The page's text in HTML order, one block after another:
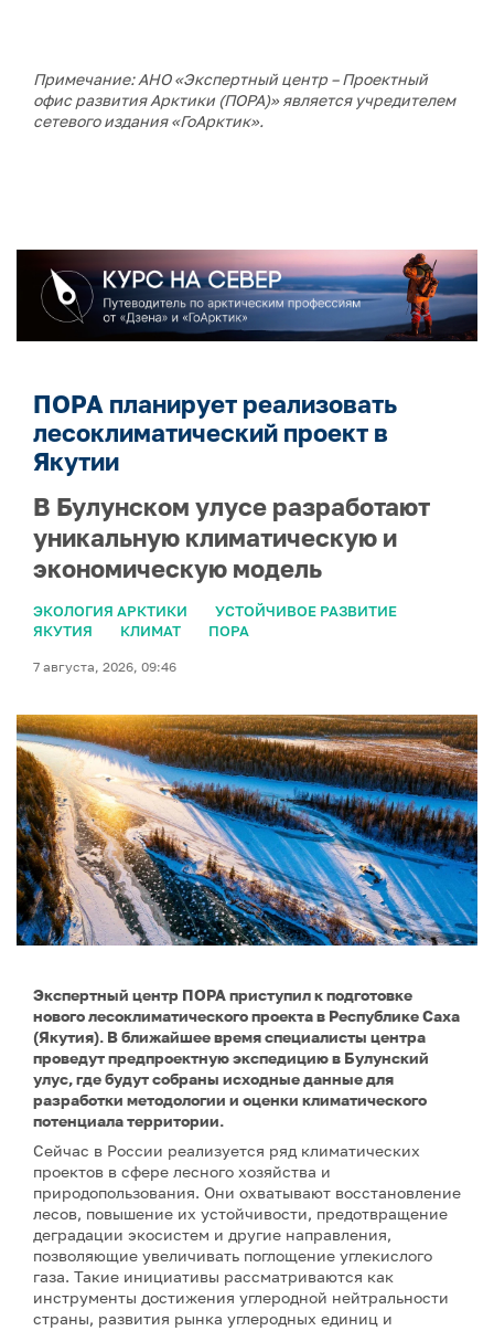
Примечание: АНО «Экспертный центр – Проектный
офис развития Арктики (ПОРА)» является учредителем
сетевого издания «ГоАрктик».
ПОРА планирует реализовать
лесоклиматический проект в
Якутии
В Булунском улусе разработают
уникальную климатическую и
экономическую модель
ЭКОЛОГИЯ АРКТИКИ
УСТОЙЧИВОЕ РАЗВИТИЕ
ЯКУТИЯ
КЛИМАТ ПОРА
7 августа, 2026, 09:46
Экспертный центр ПОРА приступил к подготовке
нового лесоклиматического проекта в Республике Саха
(Якутия). В ближайшее время специалисты центра
проведут предпроектную экспедицию в Булунский
улус, где будут собраны исходные данные для
разработки методологии и оценки климатического
потенциала территории.
Сейчас в России реализуется ряд климатических
проектов в сфере лесного хозяйства и
природопользования. Они охватывают восстановление
лесов, повышение их устойчивости, предотвращение
деградации экосистем и другие направления,
позволяющие увеличивать поглощение углекислого
газа. Такие инициативы рассматриваются как
инструменты достижения углеродной нейтральности
страны, развития рынка углеродных единиц и